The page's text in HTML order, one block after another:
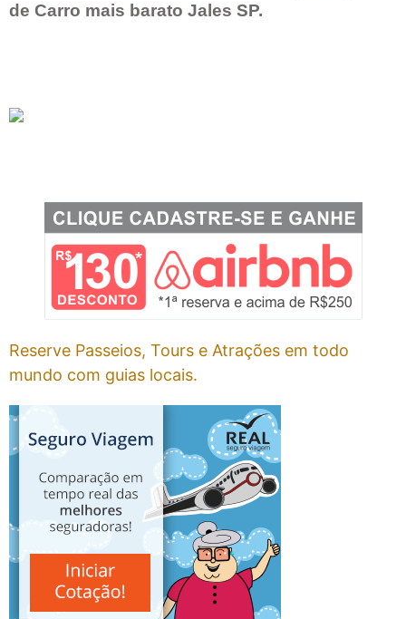
de Carro mais barato Jales SP.
Reserve Passeios, Tours e Atrações em todo
mundo com guias locais.